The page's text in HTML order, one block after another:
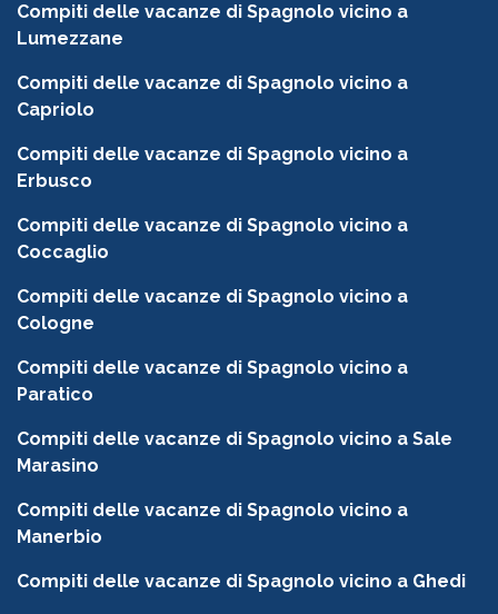
Compiti delle vacanze di Spagnolo vicino a
Lumezzane
Compiti delle vacanze di Spagnolo vicino a
Capriolo
Compiti delle vacanze di Spagnolo vicino a
Erbusco
Compiti delle vacanze di Spagnolo vicino a
Coccaglio
Compiti delle vacanze di Spagnolo vicino a
Cologne
Compiti delle vacanze di Spagnolo vicino a
Paratico
Compiti delle vacanze di Spagnolo vicino a Sale
Marasino
Compiti delle vacanze di Spagnolo vicino a
Manerbio
Compiti delle vacanze di Spagnolo vicino a Ghedi